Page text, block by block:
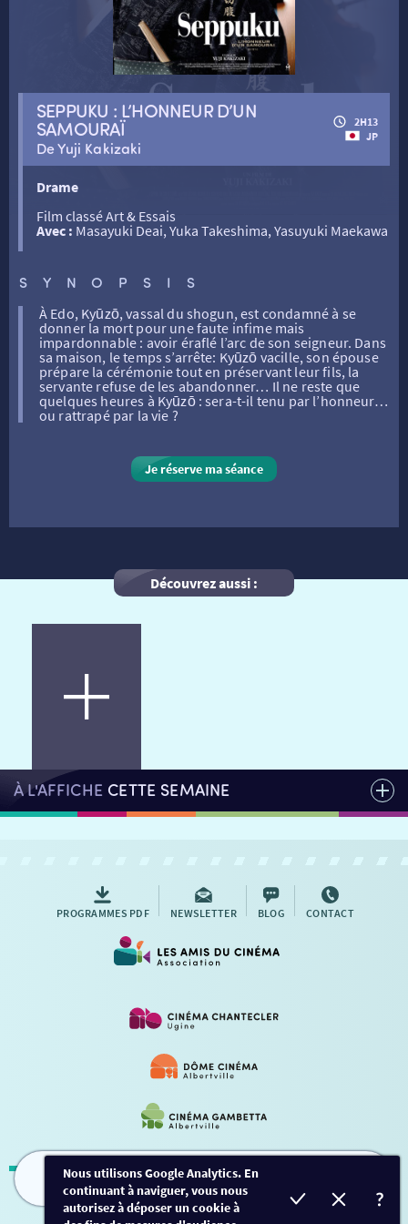
FILMS HORAIRES EVÈNEMENTS TARIFS
RETOUR
FILMS
SÉANCES SPÉCIALES
THÉ CINÉ
RÉTRO VISION
RETOUR
ATELIERS PRATIQUES
RETOUR
LA SÉLECTION DES AMIS DU CINÉMA & LES FILMS
D’ACTUALITÉS
LES DISPOSITIFS NATIONAUX
RETOUR
HISTORIQUE
RETOUR
TARIFS
NOS SALLES
SEPPUKU : L’HONNEUR D’UN
SAMOURAÏ
De Yuji Kakizaki
2H13
JP
Drame
Film classé Art & Essais
Avec : Masayuki Deai, Yuka Takeshima, Yasuyuki Maekawa
SYNOPSIS
À Edo, Kyūzō, vassal du shogun, est condamné à se
donner la mort pour une faute infime mais
impardonnable : avoir éraflé l’arc de son seigneur. Dans
sa maison, le temps s’arrête: Kyūzō vacille, son épouse
prépare la cérémonie tout en préservant leur fils, la
servante refuse de les abandonner… Il ne reste que
quelques heures à Kyūzō : sera-t-il tenu par l’honneur…
ou rattrapé par la vie ?
Je réserve ma séance
Découvrez aussi :
À L'AFFICHE CETTE SEMAINE
PROGRAMMES PDF NEWSLETTER BLOG CONTACT
Mentions légales Contact
Nous utilisons Google Analytics. En
continuant à naviguer, vous nous
autorisez à déposer un cookie à